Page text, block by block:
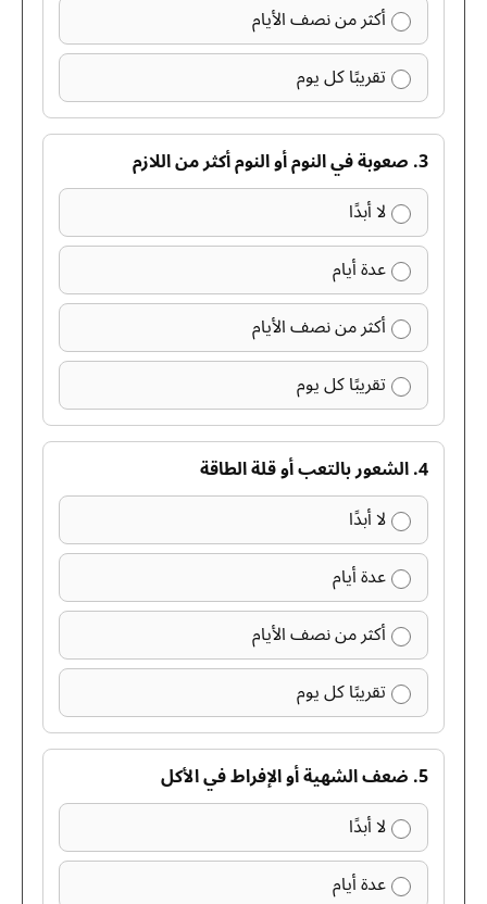
أكثر من نصف الأيام
تقريبًا كل يوم
3. صعوبة في النوم أو النوم أكثر من اللازم
لا أبدًا
عدة أيام
أكثر من نصف الأيام
تقريبًا كل يوم
4. الشعور بالتعب أو قلة الطاقة
لا أبدًا
عدة أيام
أكثر من نصف الأيام
تقريبًا كل يوم
5. ضعف الشهية أو الإفراط في الأكل
لا أبدًا
عدة أيام